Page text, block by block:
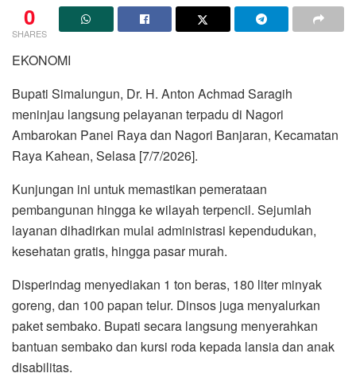
0
SHARES
EKONOMI
Bupati Simalungun, Dr. H. Anton Achmad Saragih
meninjau langsung pelayanan terpadu di Nagori
Ambarokan Panei Raya dan Nagori Banjaran, Kecamatan
Raya Kahean, Selasa [7/7/2026].
Kunjungan ini untuk memastikan pemerataan
pembangunan hingga ke wilayah terpencil. Sejumlah
layanan dihadirkan mulai administrasi kependudukan,
kesehatan gratis, hingga pasar murah.
Disperindag menyediakan 1 ton beras, 180 liter minyak
goreng, dan 100 papan telur. Dinsos juga menyalurkan
paket sembako. Bupati secara langsung menyerahkan
bantuan sembako dan kursi roda kepada lansia dan anak
disabilitas.